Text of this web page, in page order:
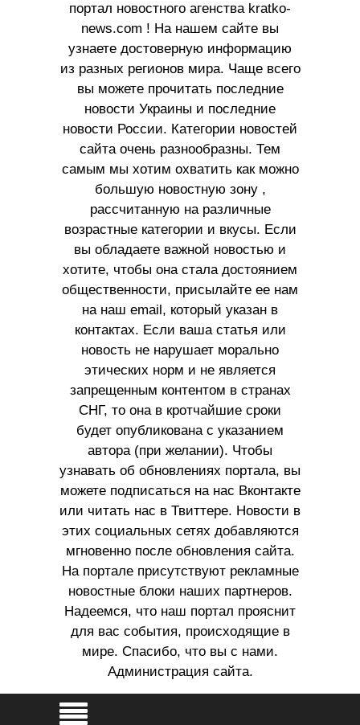
портал новостного агенства kratko-
news.com ! На нашем сайте вы
узнаете достоверную информацию
из разных регионов мира. Чаще всего
вы можете прочитать последние
новости Украины и последние
новости России. Категории новостей
сайта очень разнообразны. Тем
самым мы хотим охватить как можно
большую новостную зону ,
рассчитанную на различные
возрастные категории и вкусы. Если
вы обладаете важной новостью и
хотите, чтобы она стала достоянием
общественности, присылайте ее нам
на наш email, который указан в
контактах. Если ваша статья или
новость не нарушает морально
этических норм и не является
запрещенным контентом в странах
СНГ, то она в кротчайшие сроки
будет опубликована с указанием
автора (при желании). Чтобы
узнавать об обновлениях портала, вы
можете подписаться на нас Вконтакте
или читать нас в Твиттере. Новости в
этих социальных сетях добавляются
мгновенно после обновления сайта.
На портале присутствуют рекламные
новостные блоки наших партнеров.
Надеемся, что наш портал прояснит
для вас события, происходящие в
мире. Спасибо, что вы с нами.
Администрация сайта.